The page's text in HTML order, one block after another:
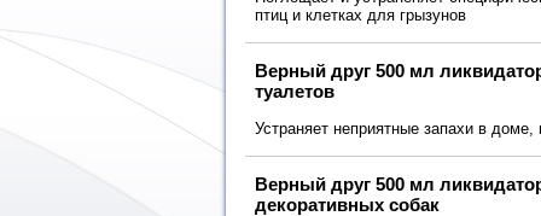
птиц и клетках для грызунов
Верный друг 500 мл
туалетов
Устраняет неприятные запахи в
Верный друг 500 мл
декоративных собак